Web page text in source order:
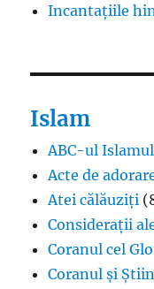
Incantațiile
Islam
ABC-ul
Acte de
Atei călăuziți
Considerații
Coranul cel
Coranul și